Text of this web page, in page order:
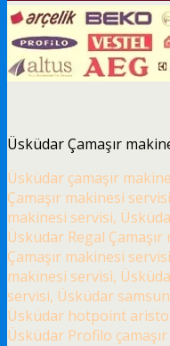
Üsküdar Çamaşır
Üsküdar çamaşır
Çamaşır makinesi
makinesi servisi,
Üsküdar Regal
Çamaşır makinesi
makinesi servisi,
servisi, Üsküdar
Üsküdar hotpoint
Üsküdar Profilo